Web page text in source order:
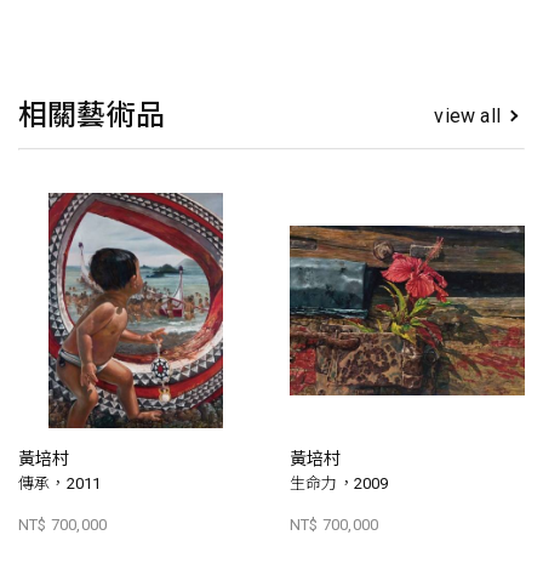
相關藝術品 view all
黃培村
傳承，2011
NT$ 700,000
黃培村
生命力，2009
NT$ 700,000